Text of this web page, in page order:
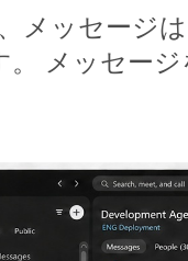
メッセージ
。 メッセー